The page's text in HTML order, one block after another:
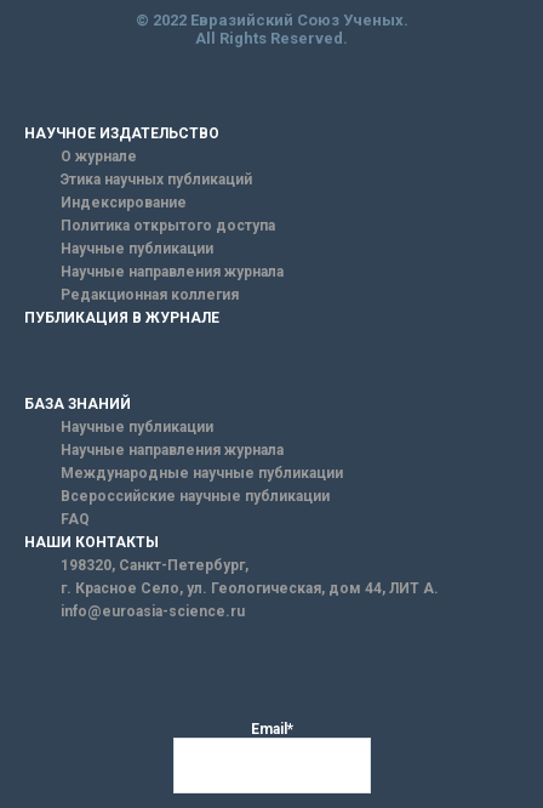
© 2022 Евразийский Союз Ученых.
All Rights Reserved.
НАУЧНОЕ ИЗДАТЕЛЬСТВО
О журнале
Этика научных публикаций
Индексирование
Политика открытого доступа
Научные публикации
Научные направления журнала
Редакционная коллегия
ПУБЛИКАЦИЯ В ЖУРНАЛЕ
БАЗА ЗНАНИЙ
Научные публикации
Научные направления журнала
Международные научные публикации
Всероссийские научные публикации
FAQ
НАШИ КОНТАКТЫ
198320, Санкт-Петербург,
г. Красное Село, ул. Геологическая, дом 44, ЛИТ А.
info@euroasia-science.ru
Email*